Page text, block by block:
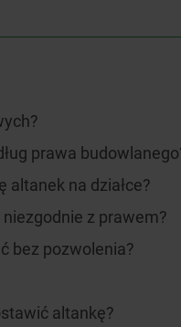
prawa
altanek na działce?
z prawem?
bez pozwolenia?
altankę?